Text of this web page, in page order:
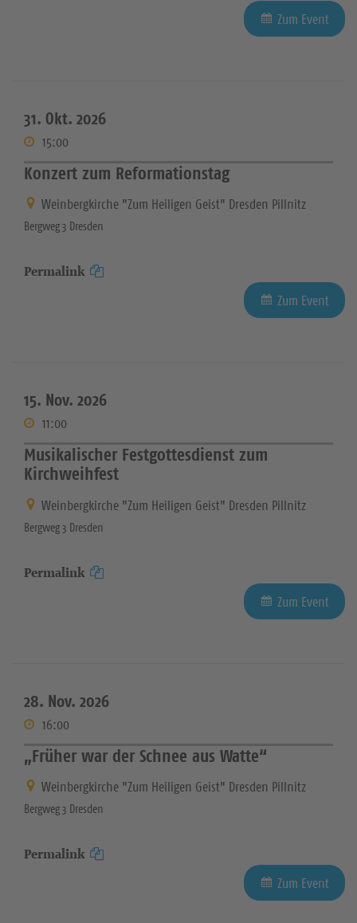
Zum Event
31. Okt. 2026
15:00
Konzert zum Reformationstag
Weinbergkirche "Zum Heiligen Geist" Dresden Pillnitz
Bergweg 3 Dresden
Permalink
Zum Event
15. Nov. 2026
11:00
Musikalischer Festgottesdienst zum
Kirchweihfest
Weinbergkirche "Zum Heiligen Geist" Dresden Pillnitz
Bergweg 3 Dresden
Permalink
Zum Event
28. Nov. 2026
16:00
„Früher war der Schnee aus Watte“
Weinbergkirche "Zum Heiligen Geist" Dresden Pillnitz
Bergweg 3 Dresden
Permalink
Zum Event